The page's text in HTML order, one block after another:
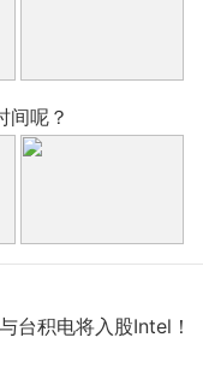
间呢？
台积电将入股Intel！